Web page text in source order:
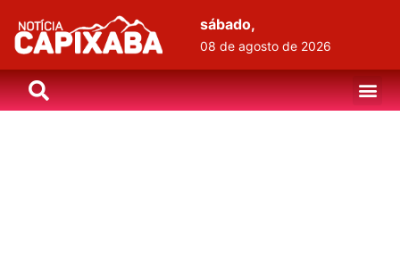
sábado,
08 de agosto de 2026